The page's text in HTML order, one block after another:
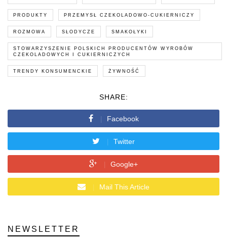
PRODUKTY PRZEMYSŁ CZEKOLADOWO-CUKIERNICZY
ROZMOWA SŁODYCZE SMAKOŁYKI
STOWARZYSZENIE POLSKICH PRODUCENTÓW WYROBÓW
CZEKOLADOWYCH I CUKIERNICZYCH
TRENDY KONSUMENCKIE ŻYWNOŚĆ
SHARE:
Facebook
Twitter
Google+
Mail This Article
NEWSLETTER